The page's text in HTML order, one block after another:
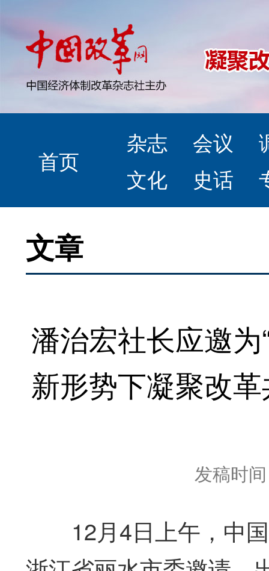
首页
杂志 会议
文化
史话
文章
潘治宏社长应邀
新形势下凝聚改
发稿时
12月4日上午，中国